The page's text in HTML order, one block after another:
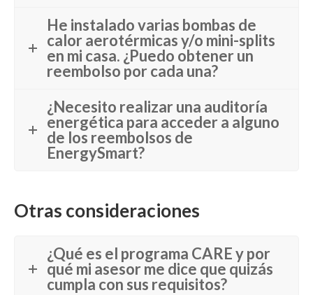
He instalado varias bombas de
calor aerotérmicas y/o mini-splits
en mi casa. ¿Puedo obtener un
reembolso por cada una?
¿Necesito realizar una auditoría
energética para acceder a alguno
de los reembolsos de
EnergySmart?
Otras consideraciones
¿Qué es el programa CARE y por
qué mi asesor me dice que quizás
cumpla con sus requisitos?